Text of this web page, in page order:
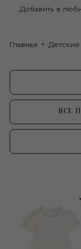
Добавить в
Главная Детские
ВСЕ